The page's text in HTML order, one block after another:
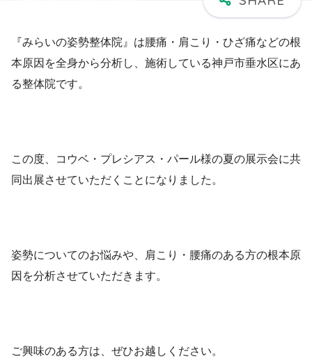
『みらいの姿勢整体院』は腰痛・肩こり・ひざ痛などの根
本原因を全身から分析し、施術している神戸市垂水区にあ
る整体院です。
この度、コウベ・プレシアス・パール様の夏の展示会に共
同出展させていただくことになりました。
姿勢についてのお悩みや、肩こり・腰痛のある方の根本原
因を分析させていただきます。
ご興味のある方は、ぜひお越しください。